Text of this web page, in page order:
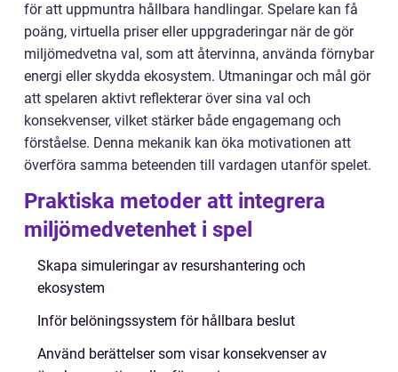
för att uppmuntra hållbara handlingar. Spelare kan få
poäng, virtuella priser eller uppgraderingar när de gör
miljömedvetna val, som att återvinna, använda förnybar
energi eller skydda ekosystem. Utmaningar och mål gör
att spelaren aktivt reflekterar över sina val och
konsekvenser, vilket stärker både engagemang och
förståelse. Denna mekanik kan öka motivationen att
överföra samma beteenden till vardagen utanför spelet.
Praktiska metoder att integrera
miljömedvetenhet i spel
Skapa simuleringar av resurshantering och
ekosystem
Inför belöningssystem för hållbara beslut
Använd berättelser som visar konsekvenser av